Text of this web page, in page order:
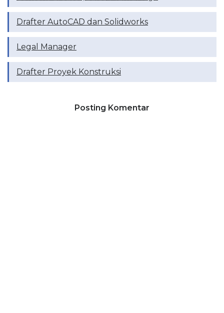
Drafter AutoCAD dan Solidworks
Legal Manager
Drafter Proyek Konstruksi
Posting Komentar